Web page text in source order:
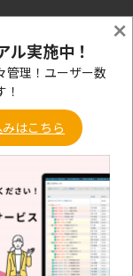
ル実施中！
管理！ユーザー数
！
みはこちら
×